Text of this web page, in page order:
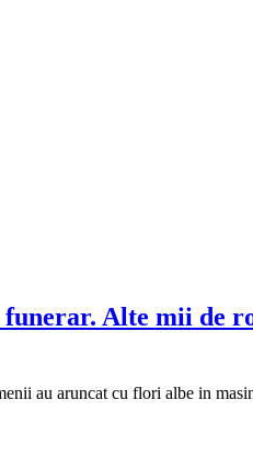
Alte mii de
au aruncat cu flori albe in